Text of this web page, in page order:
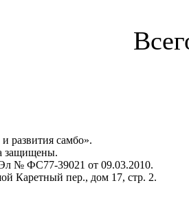
развития самбо».
защищены.
№ ФС77-39021 от 09.03.2010.
Каретный пер., дом 17, стр. 2.